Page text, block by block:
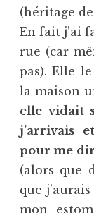
(héritage
En fait j’ai
rue (car
pas). Elle
la maison
elle vidait
j’arrivais
pour me
(alors que
que
mon